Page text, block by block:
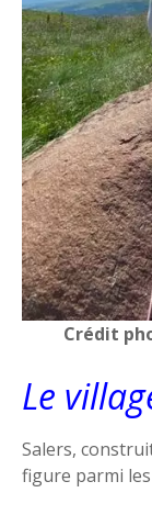
Crédit
Le
Salers,
figure parmi les